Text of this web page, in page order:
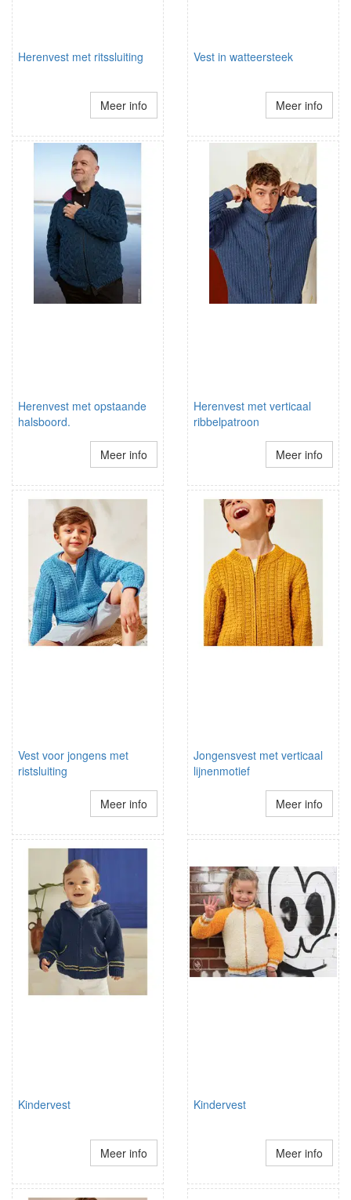
Herenvest met ritssluiting
Meer info
Vest in watteersteek
Meer info
Herenvest met opstaande
halsboord.
Meer info
Herenvest met verticaal
ribbelpatroon
Meer info
Vest voor jongens met
ristsluiting
Meer info
Jongensvest met verticaal
lijnenmotief
Meer info
Kindervest
Meer info
Kindervest
Meer info